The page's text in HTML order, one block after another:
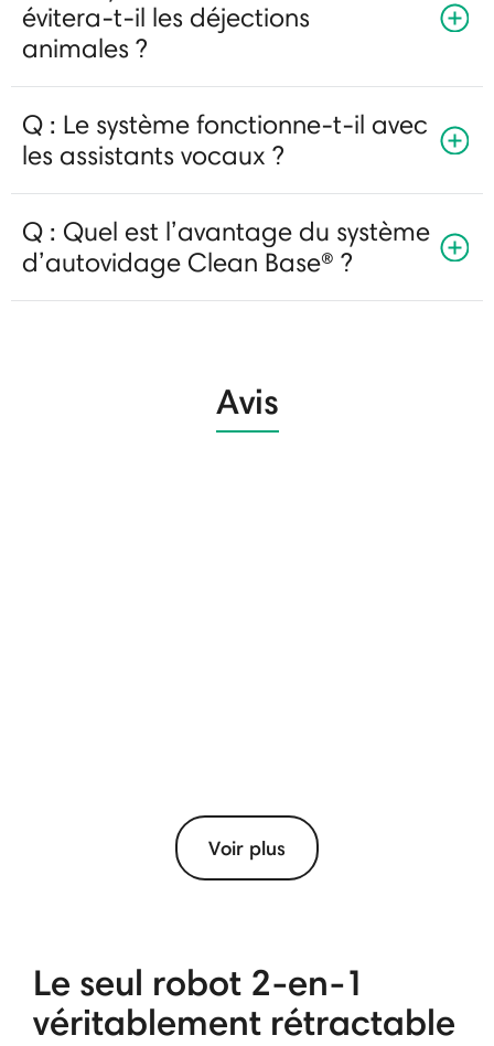
évitera-t-il les déjections
animales ?
Q : Le système fonctionne-t-il avec
les assistants vocaux ?
Q : Quel est l’avantage du système
d’autovidage Clean Base® ?
Avis
Voir plus
Le seul robot 2-en-1
véritablement rétractable